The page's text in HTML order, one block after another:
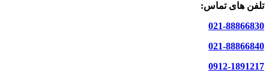
تلفن های تماس:
021-88866830
021-88866840
0912-1891217